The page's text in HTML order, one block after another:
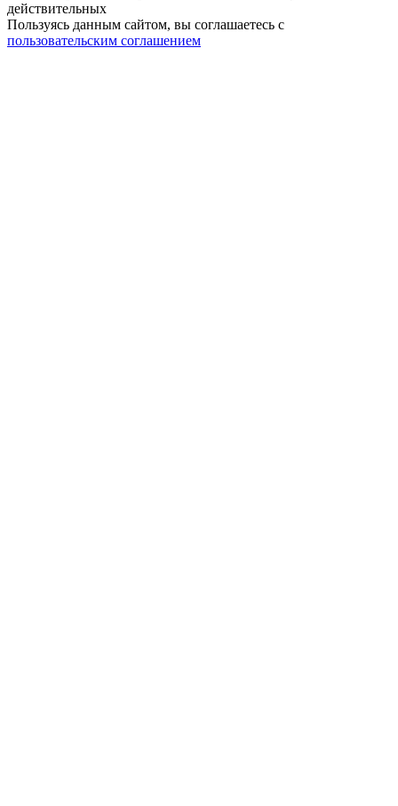
действительных
Пользуясь данным сайтом, вы соглашаетесь c
пользовательским соглашением